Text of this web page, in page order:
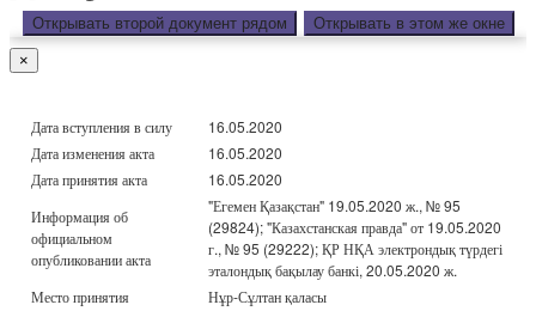
Открывать второй документ рядом Открывать в этом же окне
×
Дата вступления в силу
16.05.2020
Дата изменения акта
16.05.2020
Дата принятия акта
16.05.2020
Информация об
официальном
опубликовании акта
"Егемен Қазақстан" 19.05.2020 ж., № 95
(29824); "Казахстанская правда" от 19.05.2020
г., № 95 (29222); ҚР НҚА электрондық түрдегі
эталондық бақылау банкі, 20.05.2020 ж.
Место принятия
Нұр-Сұлтан қаласы